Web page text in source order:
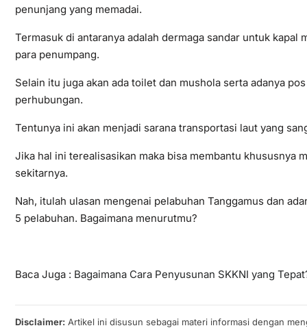
penunjang yang memadai.
Termasuk di antaranya adalah dermaga sandar untuk kapal
para penumpang.
Selain itu juga akan ada toilet dan mushola serta adanya
perhubungan.
Tentunya ini akan menjadi sarana transportasi laut yang
Jika hal ini terealisasikan maka bisa membantu khususnya
sekitarnya.
Nah, itulah ulasan mengenai pelabuhan Tanggamus dan
5 pelabuhan. Bagaimana menurutmu?
Baca Juga : Bagaimana Cara Penyusunan SKKNI yang
Disclaimer:Artikel ini disusun sebagai materi informasi dengan